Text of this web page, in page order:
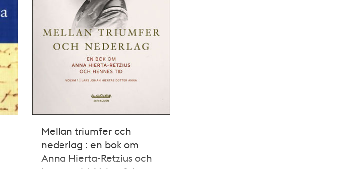
Mellan triumfer och
nederlag : en bok om
Anna Hierta-Retzius och